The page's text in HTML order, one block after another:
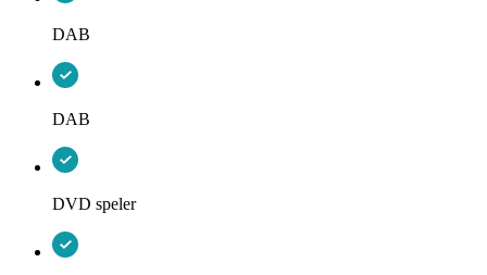
DAB
DAB
DVD speler